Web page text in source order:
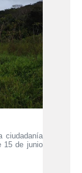
ciudadanía
15 de junio